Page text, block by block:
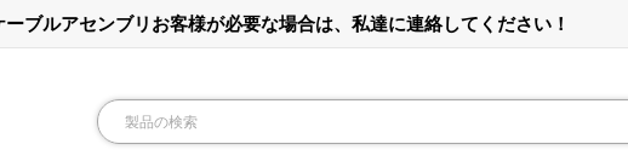
ブルアセンブリお客様が必要な場合は、私達に連絡してください！